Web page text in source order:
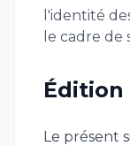
l'identité
le cadre de
Le présent